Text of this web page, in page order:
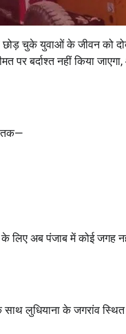
छोड़ चुके युवाओं के जीवन को
पर बर्दाश्त नहीं किया
तक—
लिए अब पंजाब में कोई जगह
लुधियाना के जगरांव स्थित